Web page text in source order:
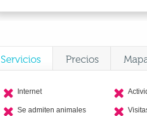
Servicios Precios
Internet
Se admiten animales